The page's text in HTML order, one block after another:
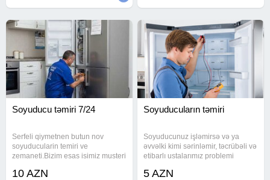
Soyuducu təmiri 7/24
Serfeli qiymetnen butun nov
soyuducularin temiri ve
zemaneti.Bizim esas isimiz musteri
ustasi , ustası, xolodilnik,
10 AZN
Soyuducuların təmiri
Soyuducunuz işləmirsə və ya
əvvəlki kimi sərinləmir, təcrübəli və
etibarlı ustalarımız problemi
ildən artıq təcrübəyə malik
5 AZN